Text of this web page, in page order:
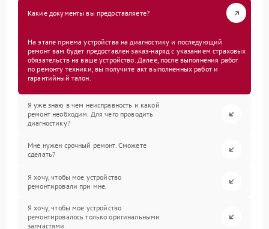
Какие документы вы предоставляете?
На этапе приема устройства на диагностику и последующий
ремонт вам будет предоставлен заказ-наряд с указанием страховых
обязательств на ваше устройство. Далее, после выполнения работ
по ремонту техники, вы получите акт выполненных работ и
гарантийный талон.
Я уже знаю в чем неисправность и какой
ремонт необходим. Для чего проводить
диагностику?
Мне нужен срочный ремонт. Сможете
сделать?
Я хочу, чтобы мое устройство
ремонтировали при мне.
Я хочу, чтобы мое устройство
ремонтировалось только оригинальными
запчастями.